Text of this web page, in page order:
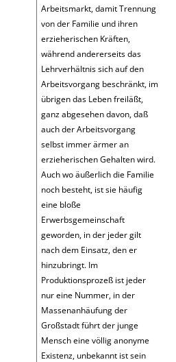
Arbeitsmarkt, damit Trennung
von der Familie und ihren
erzieherischen Kräften,
während andererseits das
Lehrverhältnis sich auf den
Arbeitsvorgang beschränkt, im
übrigen das Leben freiläßt,
ganz abgesehen davon, daß
auch der Arbeitsvorgang
selbst immer ärmer an
erzieherischen Gehalten wird.
Auch wo äußerlich die Familie
noch besteht, ist sie häufig
eine bloße
Erwerbsgemeinschaft
geworden, in der jeder gilt
nach dem Einsatz, den er
hinzubringt. Im
Produktionsprozeß ist jeder
nur eine Nummer, in der
Massenanhäufung der
Großstadt führt der junge
Mensch eine völlig anonyme
Existenz, unbekannt ist sein